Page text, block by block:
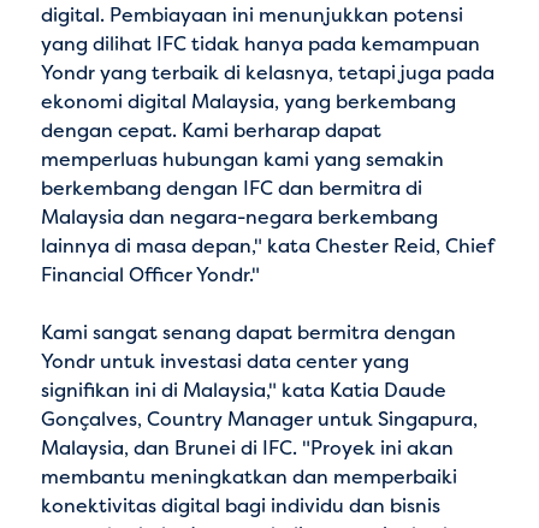
digital. Pembiayaan ini menunjukkan potensi
yang dilihat IFC tidak hanya pada kemampuan
Yondr yang terbaik di kelasnya, tetapi juga pada
ekonomi digital Malaysia, yang berkembang
dengan cepat. Kami berharap dapat
memperluas hubungan kami yang semakin
berkembang dengan IFC dan bermitra di
Malaysia dan negara-negara berkembang
lainnya di masa depan," kata Chester Reid, Chief
Financial Officer Yondr."
Kami sangat senang dapat bermitra dengan
Yondr untuk investasi data center yang
signifikan ini di Malaysia," kata Katia Daude
Gonçalves, Country Manager untuk Singapura,
Malaysia, dan Brunei di IFC. "Proyek ini akan
membantu meningkatkan dan memperbaiki
konektivitas digital bagi individu dan bisnis